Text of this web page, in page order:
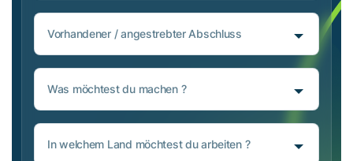
Was möchtest du machen ?
In welchem Land möchtest du arbeiten ?
Vorhandener / angestrebter Abschluss